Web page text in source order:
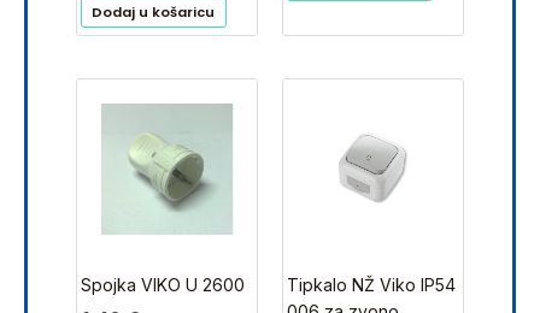
Dodaj u košaricu
Spojka VIKO U 2600
Tipkalo NŽ Viko IP54